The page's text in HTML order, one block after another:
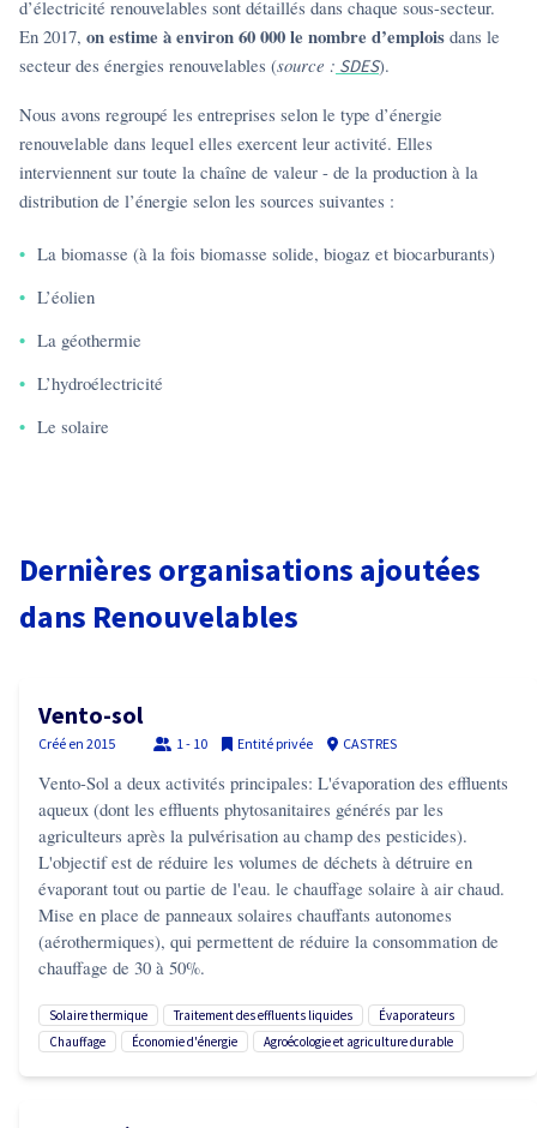
d’électricité renouvelables sont détaillés dans chaque sous-secteur.
En 2017, on estime à environ 60 000 le nombre d’emplois dans le
secteur des énergies renouvelables (source : SDES).
Nous avons regroupé les entreprises selon le type d’énergie
renouvelable dans lequel elles exercent leur activité. Elles
interviennent sur toute la chaîne de valeur - de la production à la
distribution de l’énergie selon les sources suivantes :
La biomasse (à la fois biomasse solide, biogaz et biocarburants)
L’éolien
La géothermie
L’hydroélectricité
Le solaire
Dernières organisations ajoutées
dans Renouvelables
Vento-sol
Créé en 2015 1 - 10 Entité privée CASTRES
Vento-Sol a deux activités principales: L'évaporation des effluents
aqueux (dont les effluents phytosanitaires générés par les
agriculteurs après la pulvérisation au champ des pesticides).
L'objectif est de réduire les volumes de déchets à détruire en
évaporant tout ou partie de l'eau. le chauffage solaire à air chaud.
Mise en place de panneaux solaires chauffants autonomes
(aérothermiques), qui permettent de réduire la consommation de
chauffage de 30 à 50%.
solaire thermique traitement des effluents liquides
évaporateurs
chauffage
économie d'énergie agroécologie et agriculture durable